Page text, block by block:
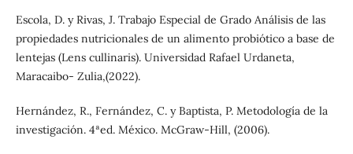
Escola, D. y Rivas, J. Trabajo Especial de Grado Análisis de las
propiedades nutricionales de un alimento probiótico a base de
lentejas (Lens cullinaris). Universidad Rafael Urdaneta,
Maracaibo- Zulia,(2022).
Hernández, R., Fernández, C. y Baptista, P. Metodología de la
investigación. 4ªed. México. McGraw-Hill, (2006).